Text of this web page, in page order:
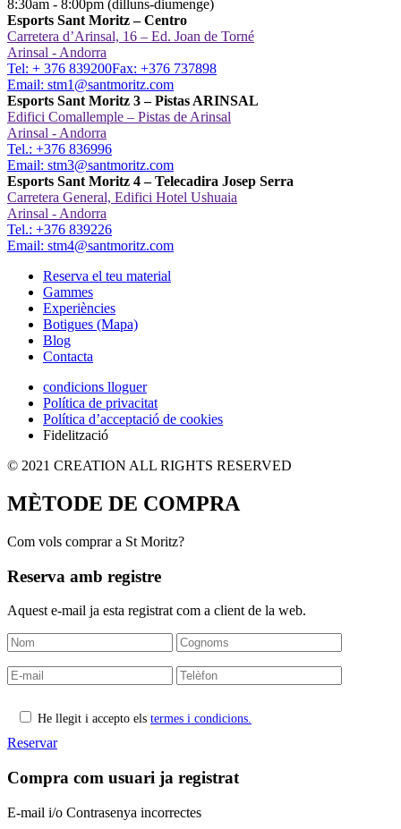
8:30am - 8:00pm (dilluns-diumenge)
Esports Sant Moritz – Centro
Carretera d’Arinsal, 16 – Ed. Joan de Torné
Arinsal - Andorra
Tel: + 376 839200Fax: +376 737898
Email: stm1@santmoritz.com
Esports Sant Moritz 3 – Pistas ARINSAL
Edifici Comallemple – Pistas de Arinsal
Arinsal - Andorra
Tel.: +376 836996
Email: stm3@santmoritz.com
Esports Sant Moritz 4 – Telecadira Josep Serra
Carretera General, Edifici Hotel Ushuaia
Arinsal - Andorra
Tel.: +376 839226
Email: stm4@santmoritz.com
Reserva el teu material
Gammes
Experiències
Botigues (Mapa)
Blog
Contacta
condicions lloguer
Política de privacitat
Política d’acceptació de cookies
Fidelització
© 2021 CREATION ALL RIGHTS RESERVED
MÈTODE DE COMPRA
Com vols comprar a St Moritz?
Reserva amb registre
Aquest e-mail ja esta registrat com a client de la web.
He llegit i accepto els termes i condicions.
Reservar
Compra com usuari ja registrat
E-mail i/o Contrasenya incorrectes